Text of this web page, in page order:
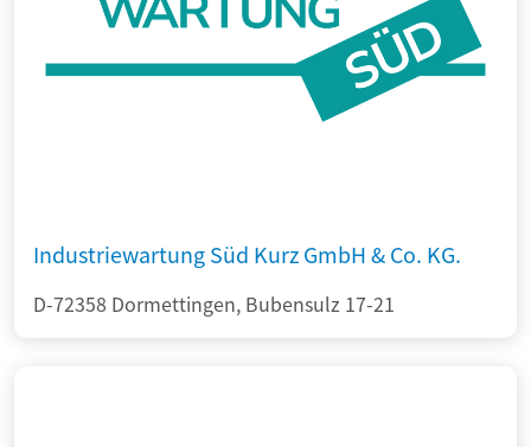
Industriewartung Süd Kurz GmbH & Co. KG.
D-72358 Dormettingen, Bubensulz 17-21